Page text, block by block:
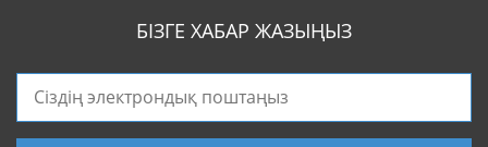
БІЗГЕ ХАБАР ЖАЗЫҢЫЗ